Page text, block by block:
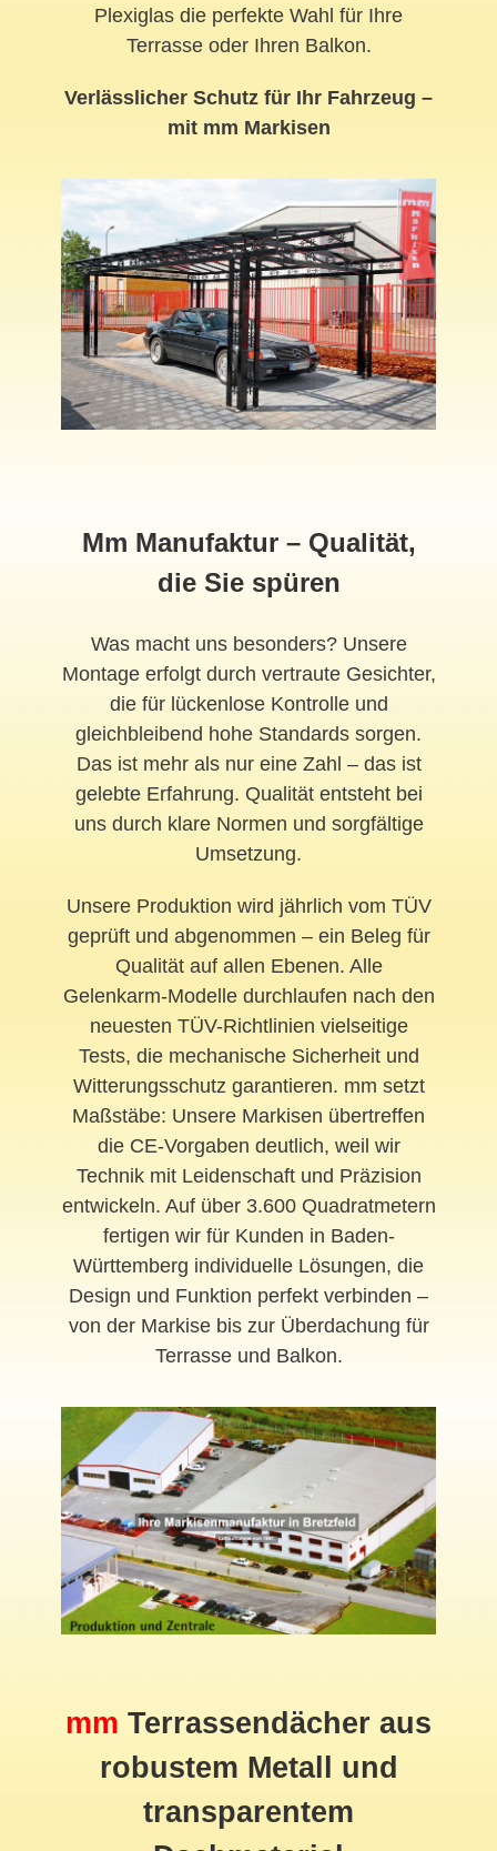
Plexiglas die perfekte Wahl für Ihre
Terrasse oder Ihren Balkon.
Verlässlicher Schutz für Ihr Fahrzeug –
mit mm Markisen
Mm Manufaktur – Qualität,
die Sie spüren
Was macht uns besonders? Unsere
Montage erfolgt durch vertraute Gesichter,
die für lückenlose Kontrolle und
gleichbleibend hohe Standards sorgen.
Das ist mehr als nur eine Zahl – das ist
gelebte Erfahrung. Qualität entsteht bei
uns durch klare Normen und sorgfältige
Umsetzung.
Unsere Produktion wird jährlich vom TÜV
geprüft und abgenommen – ein Beleg für
Qualität auf allen Ebenen. Alle
Gelenkarm-Modelle durchlaufen nach den
neuesten TÜV-Richtlinien vielseitige
Tests, die mechanische Sicherheit und
Witterungsschutz garantieren. mm setzt
Maßstäbe: Unsere Markisen übertreffen
die CE-Vorgaben deutlich, weil wir
Technik mit Leidenschaft und Präzision
entwickeln. Auf über 3.600 Quadratmetern
fertigen wir für Kunden in Baden-
Württemberg individuelle Lösungen, die
Design und Funktion perfekt verbinden –
von der Markise bis zur Überdachung für
Terrasse und Balkon.
mm Terrassendächer aus
robustem Metall und
transparentem